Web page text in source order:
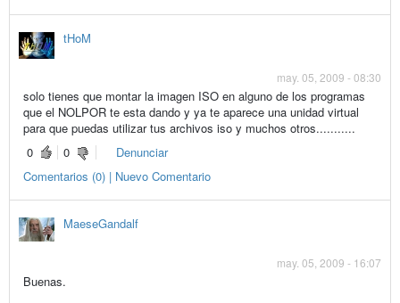
tHoM
may. 05, 2009 - 08:30
solo tienes que montar la imagen ISO en alguno de los programas
que el NOLPOR te esta dando y ya te aparece una unidad virtual
para que puedas utilizar tus archivos iso y muchos otros...........
0
0
Denunciar
Comentarios (0) | Nuevo Comentario
MaeseGandalf
may. 05, 2009 - 16:07
Buenas.